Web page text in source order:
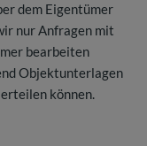
dem Eigentümer
nur Anfragen mit
bearbeiten
Objektunterlagen
können.